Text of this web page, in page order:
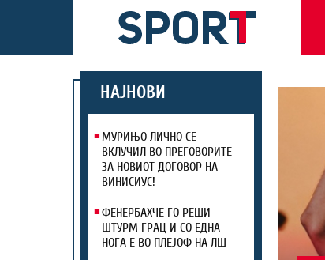
НАЈНОВИ
МУРИЊО ЛИЧНО СЕ
ВКЛУЧИЛ ВО ПРЕГОВОРИТЕ
ЗА НОВИОТ ДОГОВОР НА
ВИНИСИУС!
ФЕНЕРБАХЧЕ ГО РЕШИ
ШТУРМ ГРАЦ И СО ЕДНА
НОГА Е ВО ПЛЕЈОФ НА ЛШ